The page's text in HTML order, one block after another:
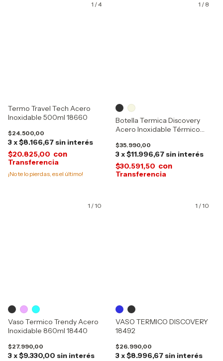
1 /4
Termo Travel Tech Acero
Inoxidable 500ml 18660
$24.500,00
3x$8.166,67 sin interés
$20.825,00 con
¡No te lo pierdas, es el último!
1 / 8
Botella Termica Discovery
Acero Inoxidable Térmico
$35.990,00
3x$11.996,67 sin interés
$30.591,50 con
1 /10
Vaso Termico Trendy Acero
Inoxidable 860ml 18440
$27.990,00
3x$9.330,00 sin interés
1 /10
VASO TERMICO DISCOVERY
18492
$26.990,00
3x$8.996,67 sin interés